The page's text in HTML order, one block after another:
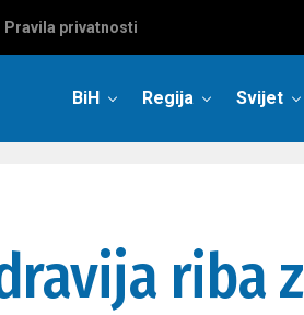
Pravila privatnosti
BiH Regija Svijet
riba